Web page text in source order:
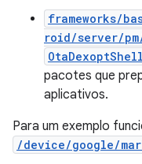
frameworks/
roid/server/
pacotes que
aplicativos.
Para um exemplo
/device/google/